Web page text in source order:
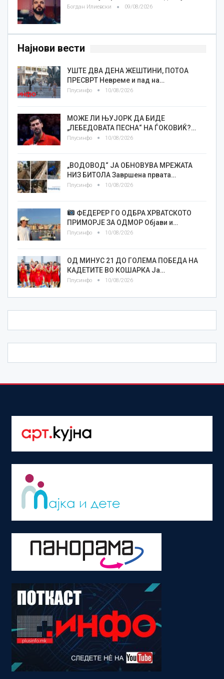
Богдан Илиевски 09/08/2026
Најнови вести
УШТЕ ДВА ДЕНА ЖЕШТИНИ, ПОТОА
ПРЕСВРТ Невреме и пад на…
Плусинфо 10/08/2026
МОЖЕ ЛИ ЊУЈОРК ДА БИДЕ
„ЛЕБЕДОВАТА ПЕСНА“ НА ЃОКОВИЌ?…
Плусинфо 10/08/2026
„ВОДОВОД“ ЈА ОБНОВУВА МРЕЖАТА
НИЗ БИТОЛА Завршена првата…
Плусинфо 10/08/2026
ФЕДЕРЕР ГО ОДБРА ХРВАТСКОТО
ПРИМОРЈЕ ЗА ОДМОР Објави и…
Плусинфо 10/08/2026
ОД МИНУС 21 ДО ГОЛЕМА ПОБЕДА НА
КАДЕТИТЕ ВО КОШАРКА Ја…
Плусинфо 10/08/2026